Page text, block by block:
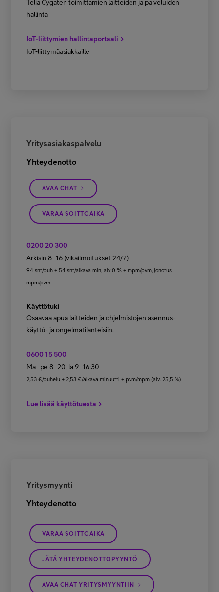
Telia Cygaten toimittamien laitteiden ja palveluiden
hallinta
IoT-liittymien hallintaportaali
IoT-liittymäasiakkaille
Yritysasiakaspalvelu
Yhteydenotto
AVAA CHAT
VARAA SOITTOAIKA
0200 20 300
Arkisin 8–16 (vikailmoitukset 24/7)
94 snt/puh + 54 snt/alkava min, alv 0 % + mpm/pvm, jonotus
mpm/pvm
Käyttötuki
Osaavaa apua laitteiden ja ohjelmistojen asennus-
käyttö- ja ongelmatilanteisiin.
0600 15 500
Ma–pe 8–20, la 9–16:30
2,53 €/puhelu + 2,53 €/alkava minuutti + pvm/mpm (alv. 25,5 %)
Lue lisää käyttötuesta
Yritysmyynti
Yhteydenotto
VARAA SOITTOAIKA
JÄTÄ YHTEYDENOTTOPYYNTÖ
AVAA CHAT YRITYSMYYNTIIN